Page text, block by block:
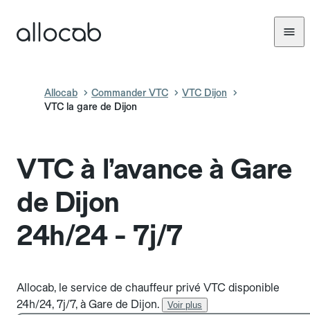
Allocab Commander VTC
VTC Dijon
VTC la gare de Dijon
VTC à l’avance à Gare
de Dijon
24h/24 - 7j/7
Allocab, le service de chauffeur privé VTC disponible
24h/24, 7j/7, à Gare de Dijon.
Voir plus